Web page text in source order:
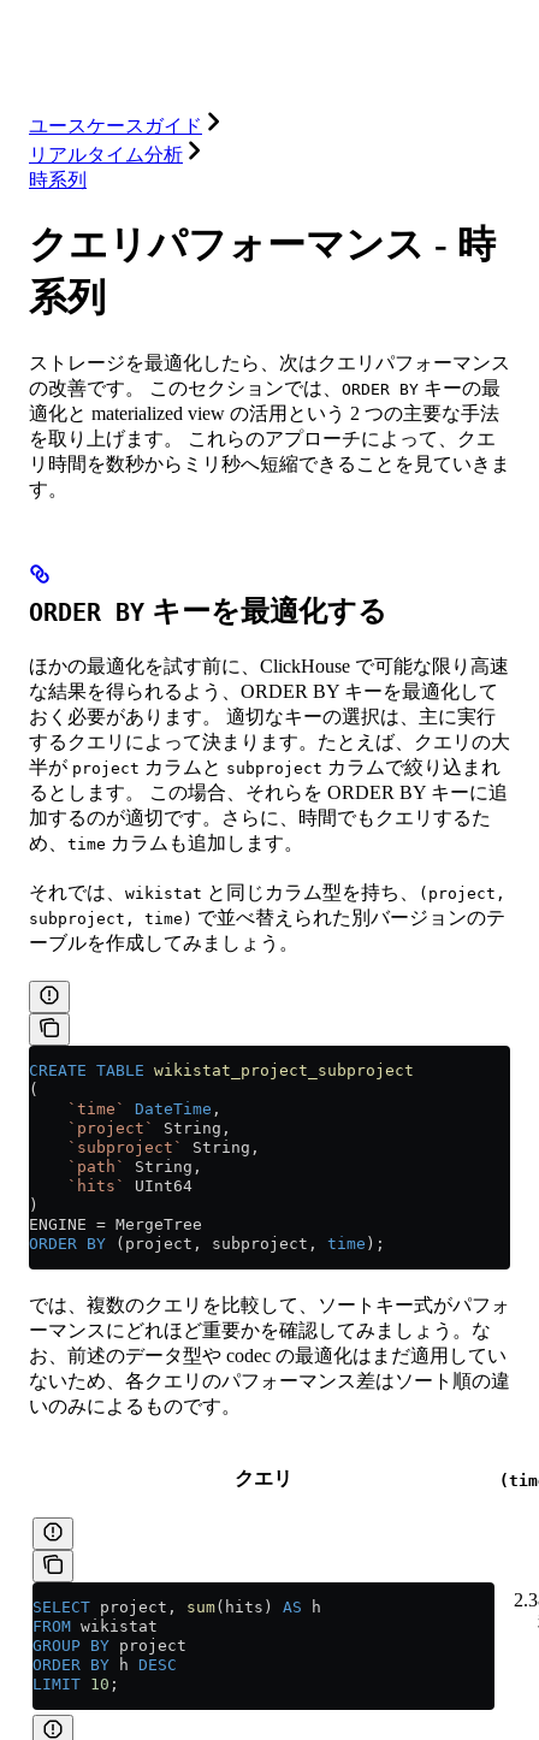
ユースケースガイド
リアルタイム分析
時系列
クエリパフォーマンス - 時
系列
ストレージを最適化したら、次はクエリパフォーマンス
の改善です。 このセクションでは、 ORDER BY キーの最
適化と materialized view の活用という 2 つの主要な手法
を取り上げます。 これらのアプローチによって、クエ
リ時間を数秒からミリ秒へ短縮できることを見ていきま
す。
ORDER BY キーを最適化する
ほかの最適化を試す前に、ClickHouse で可能な限り高速
な結果を得られるよう、ORDER BY キーを最適化して
おく必要があります。 適切なキーの選択は、主に実行
するクエリによって決まります。たとえば、クエリの大
半が project カラムと subproject カラムで絞り込まれ
るとします。 この場合、それらを ORDER BY キーに追
加するのが適切です。さらに、時間でもクエリするた
め、 time カラムも追加します。
それでは、 wikistat と同じカラム型を持ち、
(project,
subproject, time) で並べ替えられた別バージョンのテ
ーブルを作成してみましょう。
CREATE TABLE wikistat_project_subproject
(
    `time`
DateTime ,
    `project`
String,
    `subproject`
String,
    `path`
String,
    `hits`
UInt64
)
ENGINE = MergeTree
ORDER BY (project, subproject, time );
では、複数のクエリを比較して、ソートキー式がパフォ
ーマンスにどれほど重要かを確認してみましょう。な
お、前述のデータ型や codec の最適化はまだ適用してい
ないため、各クエリのパフォーマンス差はソート順の違
いのみによるものです。
クエリ
SELECT project, sum(hits) AS h
FROM wikistat
GROUP BY project
ORDER BY h DESC
LIMIT 10 ;